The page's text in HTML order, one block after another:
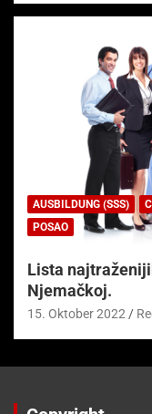
AUSBILDUNG (SSS)
POSAO
Lista
Njemačkoj.
15. Oktober 2022